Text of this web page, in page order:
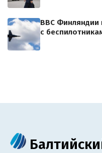
ВВС Финляндии
с